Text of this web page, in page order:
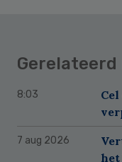
Gerelateerd
8:03
7 aug 2026
het